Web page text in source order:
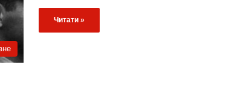
Читати »